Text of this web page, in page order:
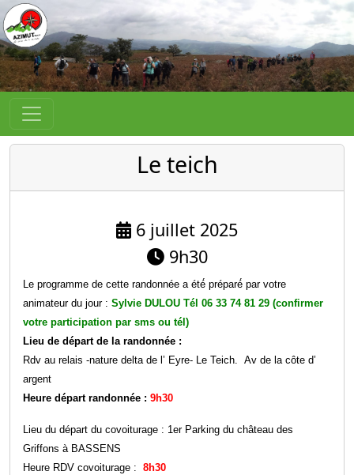
Le teich
6 juillet 2025
9h30
Le programme de cette randonnée a été́ préparé́ par votre
animateur du jour : Sylvie DULOU Tél 06 33 74 81 29 (confirmer
votre participation par sms ou tél)
Lieu de départ de la randonnée :
Rdv au relais -nature delta de l’ Eyre- Le Teich. Av de la côte d’
argent
Heure départ randonnée : 9h30
Lieu du départ du covoiturage : 1er Parking du château des
Griffons à BASSENS
Heure RDV covoiturage : 8h30